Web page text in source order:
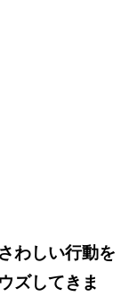
わしい行動を
ズしてきま